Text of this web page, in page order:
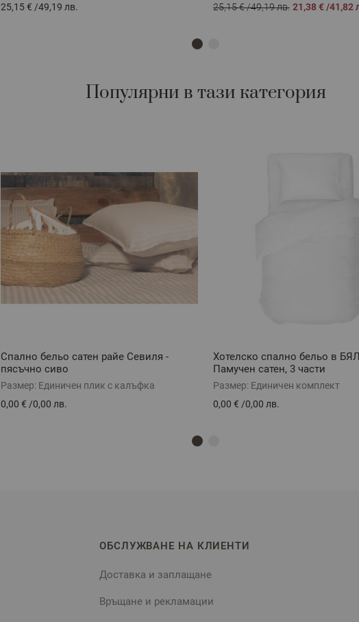
25,15 € /49,19 лв.
25,15 €/49,19 лв. 21,38 €/41,82
Популярни в тази категория
Спално бельо сатен райе Севиля -
пясъчно сиво
Размер: Единичен плик с калъфка
0,00 € /0,00 лв.
Хотелско спално бельо в
Памучен сатен, 3 части
Размер: Единичен комплект
0,00 € /0,00 лв.
ОБСЛУЖВАНЕ НА КЛИЕНТИ
Доставка и заплащане
Връщане и рекламации